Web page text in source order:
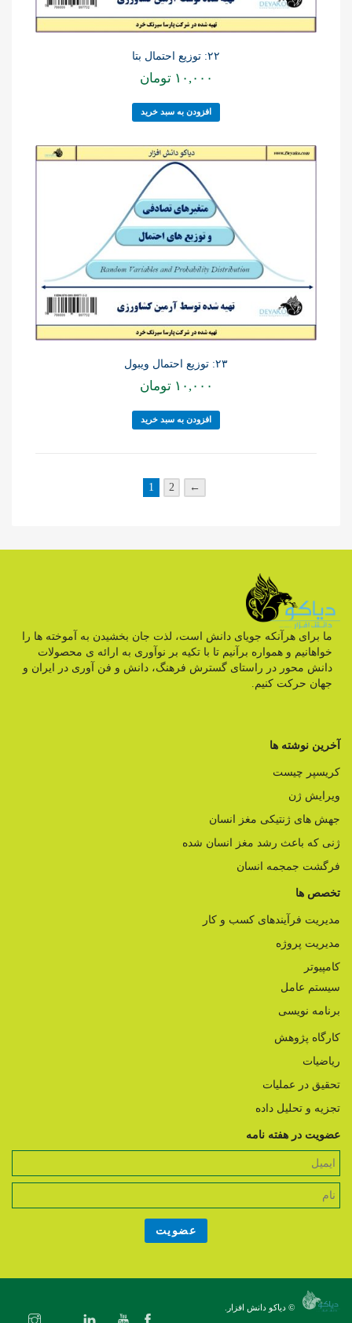
۲۲: توزیع احتمال بتا
۱۰,۰۰۰ تومان
افزودن به سبد خرید
۲۳: توزیع احتمال ویبول
۱۰,۰۰۰ تومان
افزودن به سبد خرید
1 2 ←
ما برای هرآنکه جویای دانش است، لذت جان بخشیدن به آموخته ها را
خواهانیم و همواره برآنیم تا با تکیه بر نوآوری به ارائه ی محصولات
دانش محور در راستای گسترش فرهنگ، دانش و فن آوری در ایران و
جهان حرکت کنیم.
آخرین نوشته ها
کریسپر چیست
ویرایش ژن
جهش های ژنتیکی مغز انسان
ژنی که باعث رشد مغز انسان شده
فرگشت جمجمه انسان
تخصص ها
مدیریت فرآیندهای کسب و کار
مدیریت پروژه
کامپیوتر
سیستم عامل
برنامه نویسی
کارگاه پژوهش
ریاضیات
تحقیق در عملیات
تجزیه و تحلیل داده
عضویت در هفته نامه
© دیاکو دانش افزار.